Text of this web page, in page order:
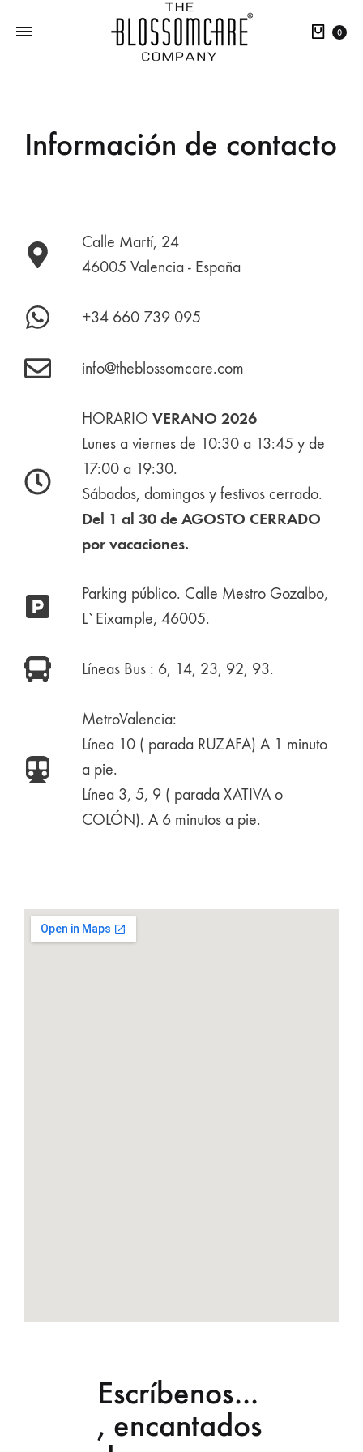
0
Información de contacto
Calle Martí, 24
46005 Valencia - España
+34 660 739 095
info@theblossomcare.com
HORARIOVERANO 2026
Lunes a viernes de 10:30 a 13:45 y de
17:00 a 19:30.
Sábados, domingos y festivos cerrado.
Del 1 al 30 de AGOSTO CERRADO
por vacaciones.
Parking público. Calle Mestro Gozalbo,
L`Eixample, 46005.
Líneas Bus : 6, 14, 23, 92, 93.
MetroValencia:
Línea 10 ( parada RUZAFA) A 1 minuto
a pie.
Línea 3, 5, 9 ( parada XATIVA o
COLÓN). A 6 minutos a pie.
Escríbenos...
, encantados